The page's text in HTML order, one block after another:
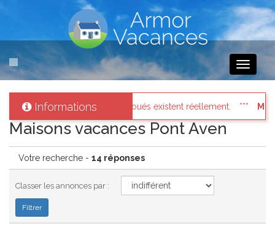
Toggle
InformationsMessages des internautes pressés: Connectez
Maisons vacances Pont Aven
Votre recherche - 14 réponses
Classer les annonces par :